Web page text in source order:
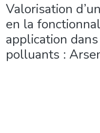
Valorisation
en la
application
polluants :